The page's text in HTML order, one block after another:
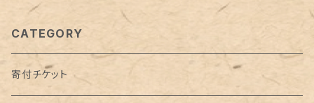
CATEGORY
寄付チケット